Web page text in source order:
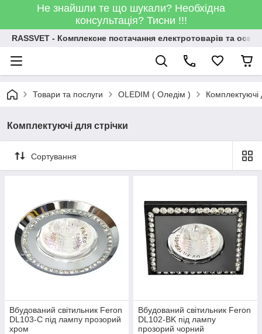
Не знайшли те що шукали? Необхідна
консультація? Тисни !!!
RASSVET - Комплексне постачання електротоварів та
Товари та послуги OLEDIM ( Оледім ) Комплектуючі
Комплектуючі для стрічки
Сортування
Вбудований світильник Feron
DL103-C під лампу прозорий
хром
Вбудований світильник Feron
DL102-BK під лампу
прозорий чорний